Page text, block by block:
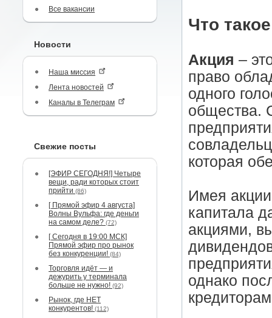
Все вакансии
Новости
Наша миссия
Лента новостей
Каналы в Телеграм
Свежие посты
[ЭФИР СЕГОДНЯ!] Четыре
вещи, ради которых стоит
прийти (86)
[ Прямой эфир 4 августа]
Волны Вульфа: где деньги
на самом деле? (72)
[ Сегодня в 19:00 МСК]
Прямой эфир про рынок
без конкуренции! (84)
Торговля идёт — и
дежурить у терминала
больше не нужно! (92)
Рынок, где НЕТ
конкурентов! (112)
Что
Акция –
право
одного
общества.
которая
Имея
капитала
акциями,
однако